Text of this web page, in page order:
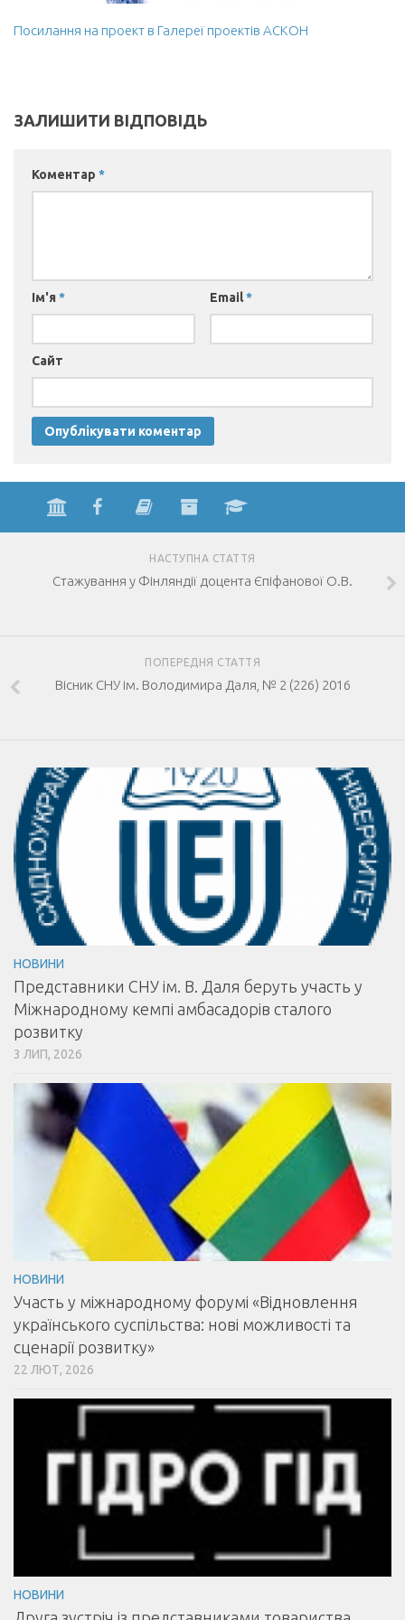
Акредитація
Посилання на проект в Галереї проектів АСКОН
ЗАЛИШИТИ ВІДПОВІДЬ
Коментар *
Ім'я * Email*
Сайт
НАСТУПНА СТАТТЯ
Стажування у Фінляндії доцента Єпіфанової О.В.
ПОПЕРЕДНЯ СТАТТЯ
Вісник СНУ ім. Володимира Даля, № 2 (226) 2016
НОВИНИ
Представники СНУ ім. В. Даля беруть участь у
Міжнародному кемпі амбасадорів сталого
розвитку
3 ЛИП, 2026
НОВИНИ
Участь у міжнародному форумі «Відновлення
українського суспільства: нові можливості та
сценарії розвитку»
22 ЛЮТ, 2026
НОВИНИ